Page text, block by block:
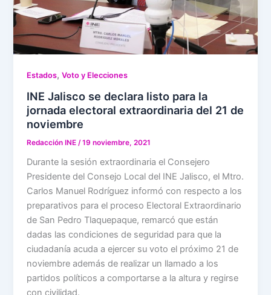
Estados,Voto y Elecciones
INE Jalisco se declara listo para la
jornada electoral extraordinaria del 21 de
noviembre
Redacción INE /19 noviembre, 2021
Durante la sesión extraordinaria el Consejero
Presidente del Consejo Local del INE Jalisco, el Mtro.
Carlos Manuel Rodríguez informó con respecto a los
preparativos para el proceso Electoral Extraordinario
de San Pedro Tlaquepaque, remarcó que están
dadas las condiciones de seguridad para que la
ciudadanía acuda a ejercer su voto el próximo 21 de
noviembre además de realizar un llamado a los
partidos políticos a comportarse a la altura y regirse
con civilidad.